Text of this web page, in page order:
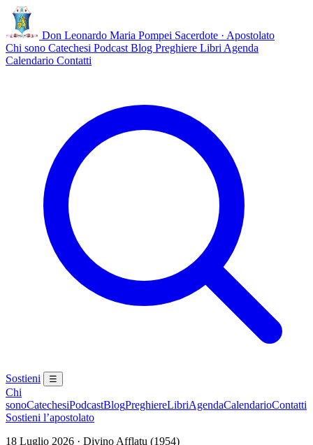
Don Leonardo Maria Pompei Sacerdote · Apostolato
Chi sono Catechesi Podcast Blog Preghiere Libri Agenda
Calendario Contatti
Sostieni ☰
Chi
sonoCatechesiPodcastBlogPreghiereLibriAgendaCalendarioContatti
Sostieni l’apostolato
18 Luglio 2026 · Divino Afflatu (1954)